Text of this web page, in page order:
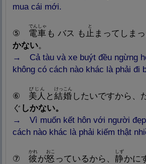
mua cái mới.
⑤ 電車
でんしゃ
も バス も 止
と
まってしまっ
かない。
→ Cả tàu và xe buýt đều ngừng
không có cách nào khác là phải đi
⑥ 美 人
びじん
と 結婚
けっこん
したいですから、
ぐ しかない。
→ Vì muốn kết hôn với người đẹp
cách nào khác là phải kiếm thật
⑦ 彼
かれ
が怒
おこ
っているから、 静
しず
かに